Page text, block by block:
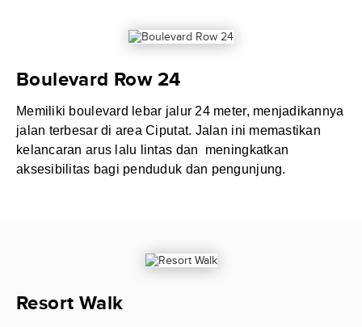
Boulevard Row 24
Memiliki boulevard lebar jalur 24 meter, menjadikannya
jalan terbesar di area Ciputat. Jalan ini memastikan
kelancaran arus lalu lintas dan meningkatkan
aksesibilitas bagi penduduk dan pengunjung.
Resort Walk